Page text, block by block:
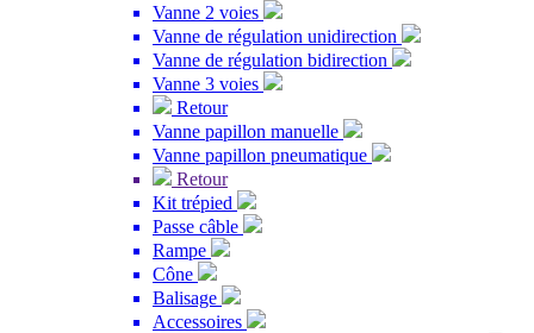
Vanne 2 voies
Vanne de régulation unidirection
Vanne de régulation bidirection
Vanne 3 voies
Retour
Vanne papillon manuelle
Vanne papillon pneumatique
Retour
Kit trépied
Passe câble
Rampe
Cône
Balisage
Accessoires